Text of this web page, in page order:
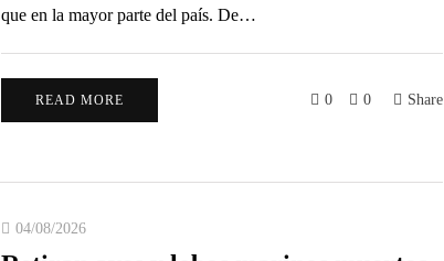
que en la mayor parte del país. De…
READ MORE 0 0 Share
04/08/2026